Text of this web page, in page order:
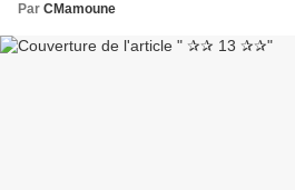
Par CMamoune